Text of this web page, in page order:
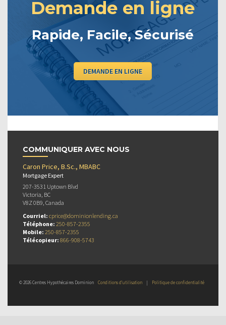
Demande en ligne
Rapide, Facile, Sécurisé
DEMANDE EN LIGNE
COMMUNIQUER AVEC NOUS
Caron Price, B.Sc., MBABC
Mortgage Expert
207-3531 Uptown Blvd
Victoria, BC
V8Z 0B9, Canada
Courriel: cprice@dominionlending.ca
Téléphone: 250-857-2355
Mobile: 250-857-2355
Télécopieur: 866-908-5743
© 2026 Centres Hypothécaires Dominion Conditions d’utilisation | Politique de confidentialité